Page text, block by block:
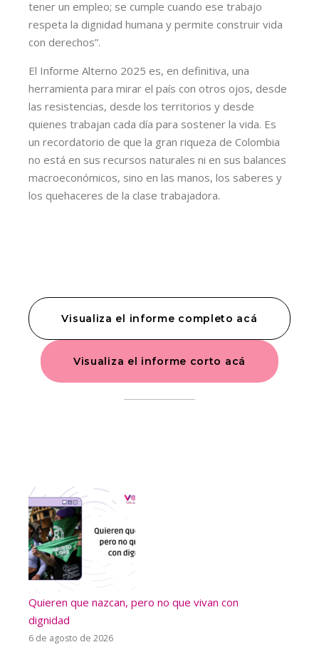
tener un empleo; se cumple cuando ese trabajo
respeta la dignidad humana y permite construir vida
con derechos”.
El Informe Alterno 2025 es, en definitiva, una
herramienta para mirar el país con otros ojos, desde
las resistencias, desde los territorios y desde
quienes trabajan cada día para sostener la vida. Es
un recordatorio de que la gran riqueza de Colombia
no está en sus recursos naturales ni en sus balances
macroeconómicos, sino en las manos, los saberes y
los quehaceres de la clase trabajadora.
Visualiza el informe completo acá
Visualiza el informe corto acá
Quieren que nazcan, pero no que vivan con
dignidad
6 de agosto de 2026